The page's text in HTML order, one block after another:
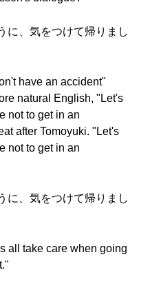
に、気をつけて帰りまし
have an accident"
natural English, "Let's
not to get in an
after Tomoyuki. "Let's
not to get in an
に、気をつけて帰りまし
all take care when going